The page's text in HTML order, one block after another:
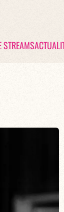
STREAMS